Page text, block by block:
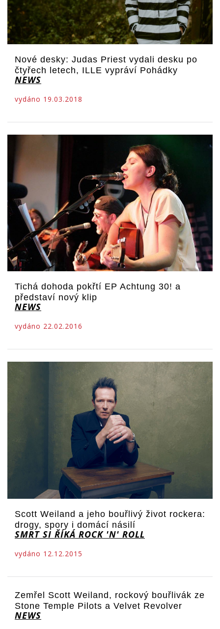
Nové desky: Judas Priest vydali desku po
čtyřech letech, ILLE vypráví Pohádky
NEWS
vydáno 19.03.2018
Tichá dohoda pokřtí EP Achtung 30! a
představí nový klip
NEWS
vydáno 22.02.2016
Scott Weiland a jeho bouřlivý život rockera:
drogy, spory i domácí násilí
SMRT SI ŘÍKÁ ROCK 'N' ROLL
vydáno 12.12.2015
Zemřel Scott Weiland, rockový bouřlivák ze
Stone Temple Pilots a Velvet Revolver
NEWS